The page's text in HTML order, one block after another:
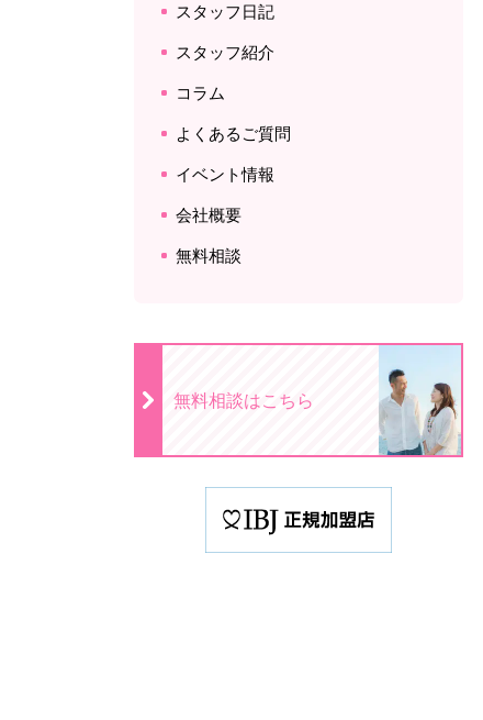
スタッフ日記
スタッフ紹介
コラム
よくあるご質問
イベント情報
会社概要
無料相談
無料相談はこちら